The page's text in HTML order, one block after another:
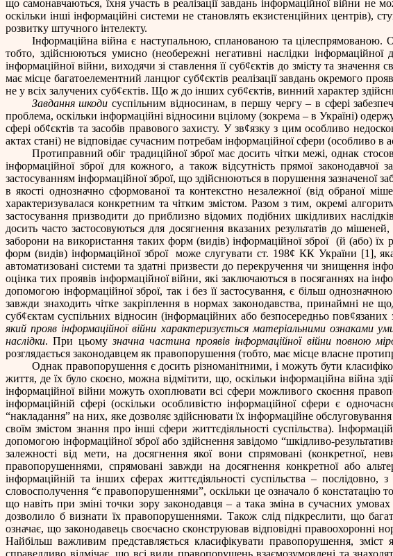
що самонавчаються, їхня участь в реалізації завдань інформаційної війни не
оскільки інші інформаційні системи не становлять екзистенційних центрів),
розвитку штучного інтелекту.
Інформаційна війна є наступальною, спланованою та цілеспрямованою.
тобто, здійснюються умисно (необережні негативні наслідки
інформаційної війни, виходячи зі ставлення її суб¢єктів до змісту та значення
має місце багатоелементний ланцюг суб¢єктів реалізації завдань окремого
не у всіх залучених суб¢єктів. Що ж до інших суб¢єктів, винний характер
Завдання шкоди суспільним відносинам, в першу чергу – в сфері
проблема, оскільки інформаційні відносини вцілому (зокрема – в Україні)
сфері об¢єктів та засобів правового захисту. У зв¢язку з цим особливо
актах стані) не відповідає сучасним потребам інформаційної сфери (особливо в
Протиправний обіг традиційної зброї має досить чітки межі, однак
інформаційної зброї для кожного, а також відсутність прямої
застосуванням інформаційної зброї, що здійснюються в порушення зазначеної
в якості однозначно сформованої та контекстно незалежної (від обраної
характеризувалася конкретним та чітким змістом. Разом з тим, окремі
застосування призводити до приблизно відомих подібних шкідливих
досить часто застосовуються для досягнення вказаних результатів до
заборони на використання таких форм (видів) інформаційної зброї
(й (або) їх
форм (видів) інформаційної зброї
може слугувати ст. 198¢ КК України [1],
автоматизовані системи та здатні призвести до перекручення чи знищення
оцінка тих проявів інформаційної війни, які заключаються в посяганнях на
допомогою інформаційної зброї, так і без її застосування, є більш
завжди знаходить чітке закріплення в нормах законодавства, принаймні не
суб¢єктам суспільних відносин (інформаційних або безпосередньо пов¢язаних
який прояв інформаційної війни характеризується матеріальними ознаками
наслідки. При цьомузначна частина проявів інформаційної війни повною
розглядається законодавцем як правопорушення (тобто, має місце власне
Однак правопорушення є досить різноманітними, і можуть бути
життя, де їх було скоєно, можна відмітити, що, оскільки інформаційна війна
інформаційної війни можуть охоплювати всі сфери можливого скоєння
інформаційній сфері (оскільки особливістю інформаційної сфери є
“накладання” на них, яке дозволяє здійснювати їх інформаційне
своїм змістом знання про інші сфери життєдіяльності суспільства).
допомогою інформаційної зброї або здійснення завідомо “шкідливо-
залежності від мети, на досягнення якої вони спрямовані (конкретної,
правопорушеннями, спрямовані завжди на досягнення конкретної або
інформаційній та інших сферах життєдіяльності суспільства –
словосполучення “є правопорушеннями”, оскільки це означало б констатацію
що навіть при зміні точки зору законодавця – а така зміна в сучасних
дозволило б визнати їх правопорушеннями. Також слід підкреслити, що
означає, що законодавець своєчасно сконструював відповідні
Найбільш важливим представляється класифікувати правопорушення,
справедливо відмічає, що всі види правопорушень взаємозумовлені та